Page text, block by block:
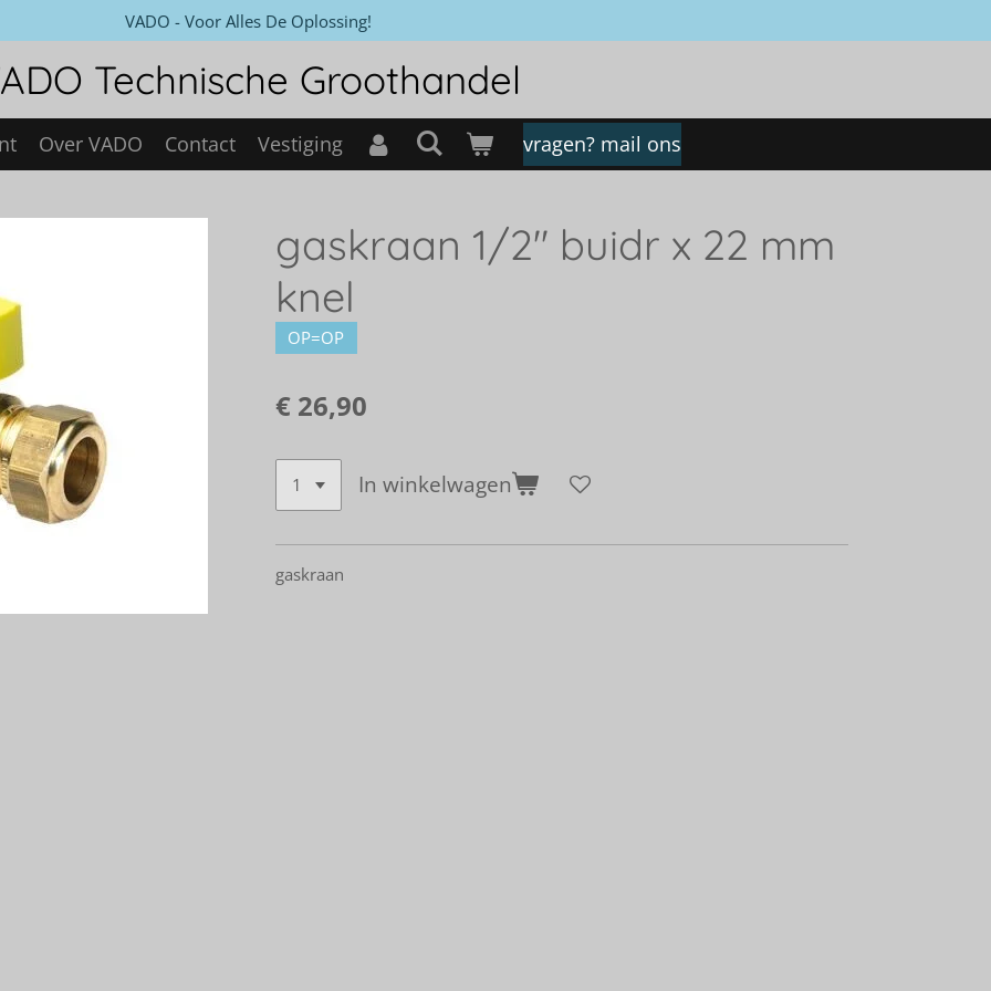
VADO - Voor Alles De Oplossing!
Technische Groothandel
Over VADO Contact Vestiging vragen? mail ons
gaskraan 1/2'' buidr x 22 mm
knel
OP=OP
€ 26,90
In winkelwagen
gaskraan